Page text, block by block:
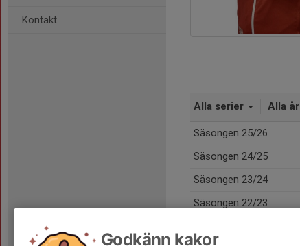
Kontakt
Alla serier Alla år
Säsongen 25/26
Säsongen 24/25
Säsongen 23/24
Säsongen 22/23
Godkänn kakor